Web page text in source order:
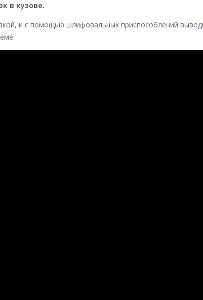
в кузове.
и с помощью шлифовальных приспособлений